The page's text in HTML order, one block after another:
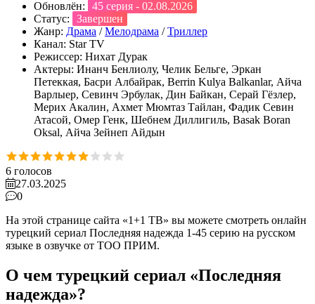
Обновлён:
45 серия - 02.08.2026
Статус:
Завершен
Жанр: Драма /Мелодрама /Триллер
Канал: Star TV
Режиссер: Нихат Дурак
Актеры: Инанч Бенлиолу, Челик Бельге, Эркан
Петеккая, Басри Албайрак, Berrin Kulya Balkanlar, Айча
Варлыер, Севинч Эрбулак, Дин Байкан, Серай Гёзлер,
Мерих Акалин, Ахмет Мюмтаз Тайлан, Фадик Севин
Атасой, Омер Генк, Шебнем Диллигиль, Basak Boran
Oksal, Айча Зейнеп Айдын
6 голосов
27.03.2025
0
На этой странице сайта «1+1 ТВ» вы можете смотреть онлайн
турецкий сериал Последняя надежда 1-45 серию на русском
языке в озвучке от ТОО ПРИМ.
О чем турецкий сериал «Последняя
надежда»?